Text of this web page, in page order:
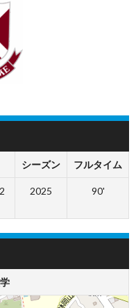
シーズン フルタイム
2025 90'